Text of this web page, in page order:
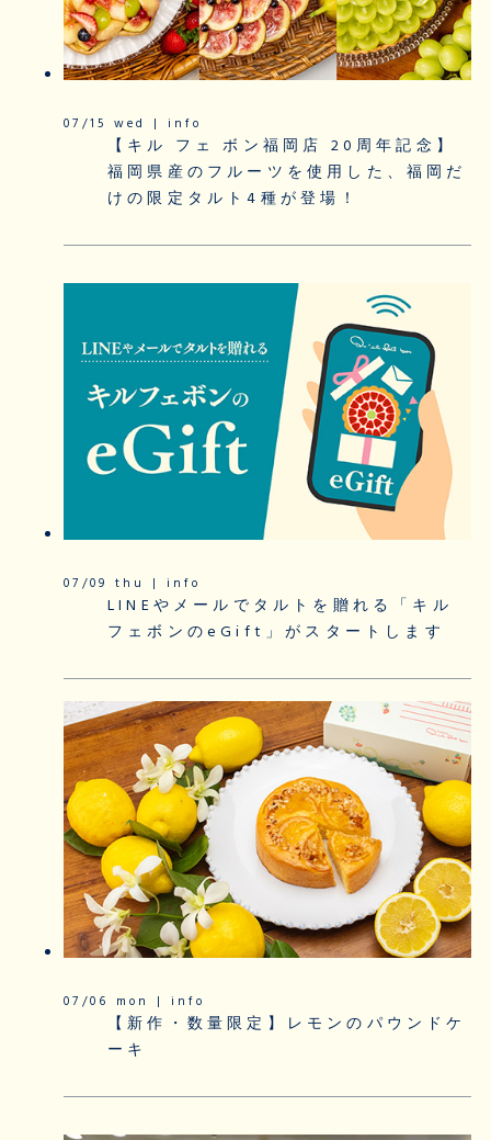
07/15 wed | info
【キル フェ ボン福岡店 20周年記念】
福岡県産のフルーツを使用した、福岡だ
けの限定タルト4種が登場！
07/09 thu | info
LINEやメールでタルトを贈れる「キル
フェボンのeGift」がスタートします
07/06 mon | info
【新作・数量限定】レモンのパウンドケ
ーキ